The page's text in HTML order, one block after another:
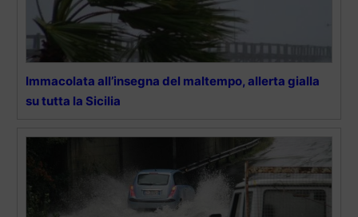
Immacolata all’insegna del maltempo, allerta gialla
su tutta la Sicilia